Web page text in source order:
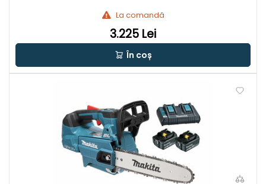
La comandă
3.225 Lei
În coș